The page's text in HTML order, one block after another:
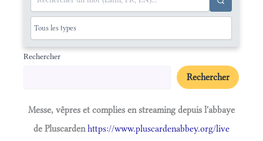
Rechercher
Rechercher
Messe, vêpres et complies en streaming depuis l'abbaye
de Pluscardenhttps://www.pluscardenabbey.org/live